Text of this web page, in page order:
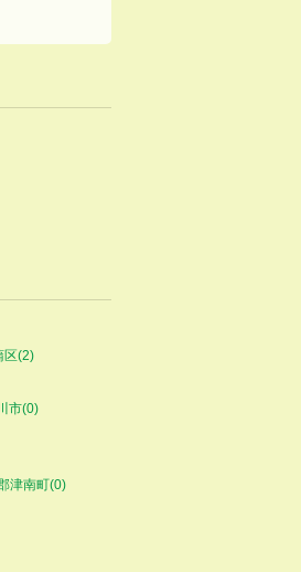
区(2)
市(0)
津南町(0)